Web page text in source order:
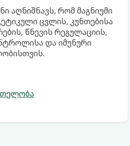
აღნიშნავს, რომ მაგნიუმი
ცვლის, კუნთებისა
წნევის რეგულაციის,
და იმუნური